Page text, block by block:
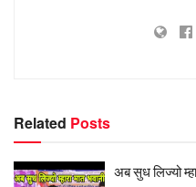
Related Posts
अब सुध लिज्यो